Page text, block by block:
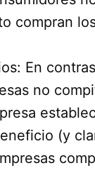
compran
En
no
(y